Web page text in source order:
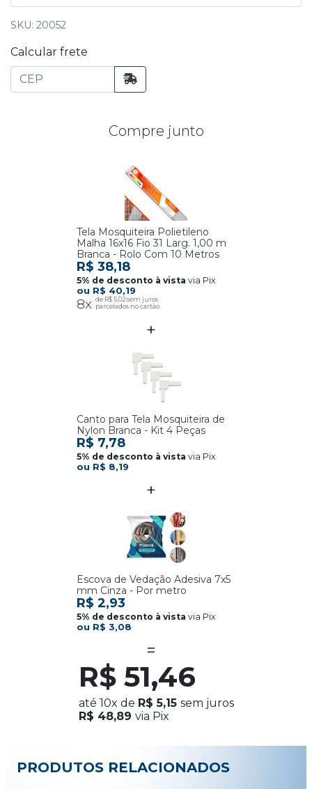
SKU: 20052
Calcular frete
Compre junto
Tela Mosquiteira Polietileno
Malha 16x16 Fio 31 Larg. 1,00 m
Branca - Rolo Com 10 Metros
R$ 40,19
8x R$ 5,02
R$ 38,18
via Pix
Canto para Tela Mosquiteira de
Nylon Branca - Kit 4 Peças
R$ 8,19
R$ 7,78
via Pix
Escova de Vedação Adesiva 7x5
mm Cinza - Por metro
R$ 3,08
R$ 2,93
via Pix
R$ 51,46
até 10x de R$ 5,15 sem juros
R$ 48,89 via Pix
PRODUTOS RELACIONADOS